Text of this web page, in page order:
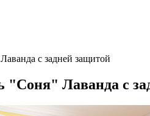
с задней защитой
"Соня" Лаванда с